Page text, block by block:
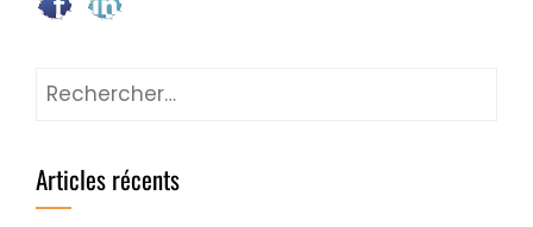
Rechercher
Articles récents